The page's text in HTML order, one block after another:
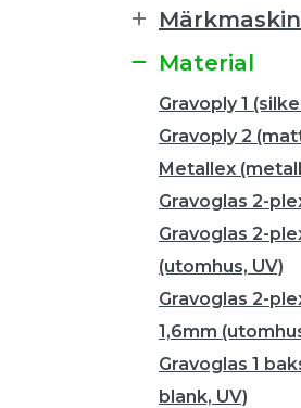
Material
Gravoply 1
Gravoply 2
Metallex
Gravoglas 2-
Gravoglas 2-
(utomhus, UV)
Gravoglas 2-
1,6mm
Gravoglas 1
blank, UV)